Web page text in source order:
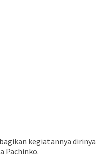
kegiatannya dirinya
Pachinko.